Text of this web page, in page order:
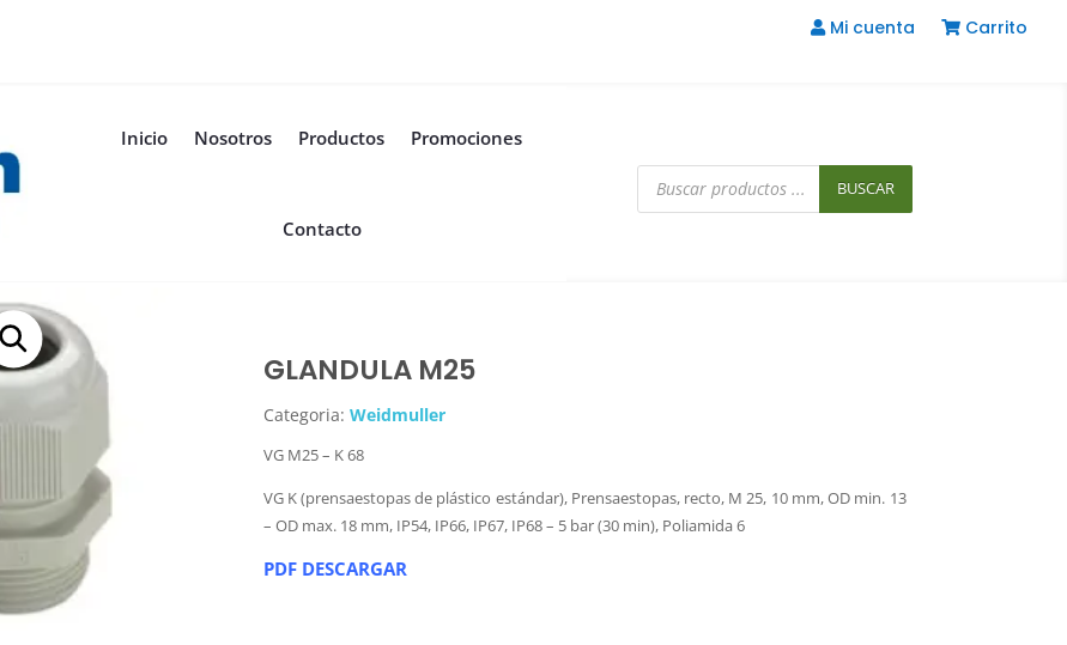
Mi cuenta Carrito
Inicio Nosotros Productos Promociones
Contacto
Búsqueda
productos
BUSCAR
GLANDULA M25
Categoria: Weidmuller
VG M25 – K 68
VG K (prensaestopas de plástico estándar), Prensaestopas, recto, M 25, 10 mm, OD min. 13
– OD max. 18 mm, IP54, IP66, IP67, IP68 – 5 bar (30 min), Poliamida 6
PDF DESCARGAR